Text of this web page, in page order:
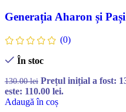
Generația Aharon și
(0)
În stoc
130.00lei Prețul inițial a fost:
este: 110.00 lei.
Adaugă în coș